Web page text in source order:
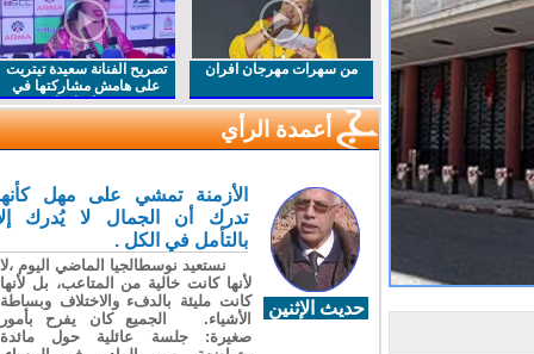
من سهرات مهرجان افران
تصريح الفنانة سعيدة تيتريت
على هامش مشاركتها في
مهرجان افران
أعمدة الرأي
حديث الإثنين
الأزمنة تمشي على مهل كأنها
تدرك أن الجمال لا يُدرك إلا
بالتأمل في الكل .
نستعيد نوسطالجيا الماضي اليوم ،لا
لأنها كانت خالية من المتاعب، بل لأنها
كانت مليئة بالدفء والاختلاف وبساطة
الأشياء. الجميع كان يفرح بأمور
صغيرة: جلسة عائلية حول مائدة